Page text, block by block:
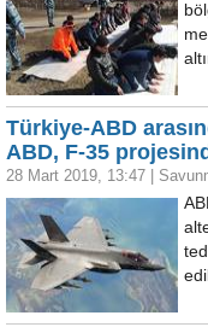
Türkiye-ABD
ABD, F-35
28 Mart 2019, 13:47